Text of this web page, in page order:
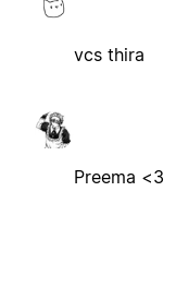
vcs thira
Preema <3